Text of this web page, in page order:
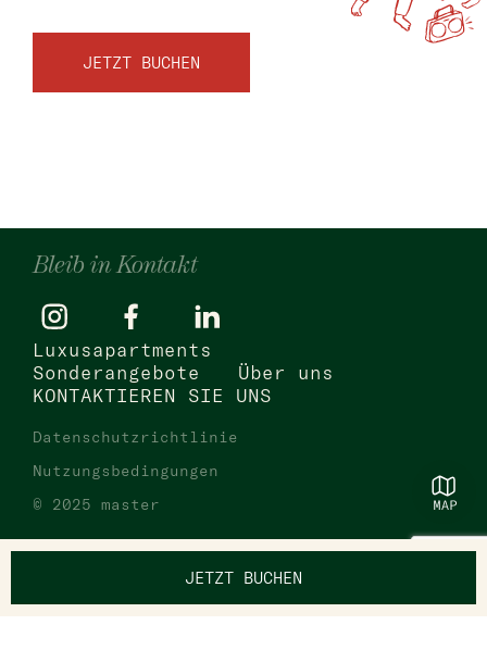
JETZT BUCHEN
JETZT BUCHEN
Bleib in Kontakt
Luxusapartments
Sonderangebote
Über uns
KONTAKTIEREN SIE UNS
Datenschutzrichtlinie
Nutzungsbedingungen
© 2025 master